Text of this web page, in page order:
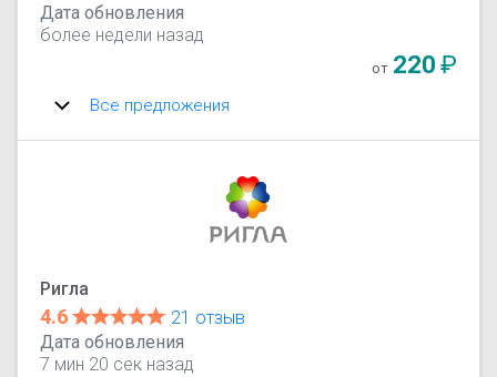
Дата обновления
более недели назад
от 220₽
Все предложения
Ригла
4.6
21 отзыв
Дата обновления
7 мин 20 сек назад